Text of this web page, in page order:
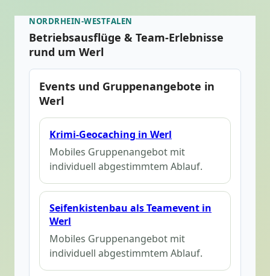
NORDRHEIN-WESTFALEN
Betriebsausflüge & Team-Erlebnisse
rund um Werl
Events und Gruppenangebote in
Werl
Krimi-Geocaching in Werl
Mobiles Gruppenangebot mit
individuell abgestimmtem Ablauf.
Seifenkistenbau als Teamevent in
Werl
Mobiles Gruppenangebot mit
individuell abgestimmtem Ablauf.